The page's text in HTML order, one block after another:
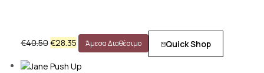
€40.50€28.35 Άμεσα Διαθέσιμο Quick Shop